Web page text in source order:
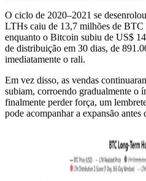
O ciclo de 2020–2021 se
LTHs caiu de 13,7 milhões de
enquanto o Bitcoin subiu de US$
de distribuição em 30 dias, de
imediatamente o rali.
Em vez disso, as vendas
subiam, corroendo gradualmente o
finalmente perder força, um
pode acompanhar a expansão